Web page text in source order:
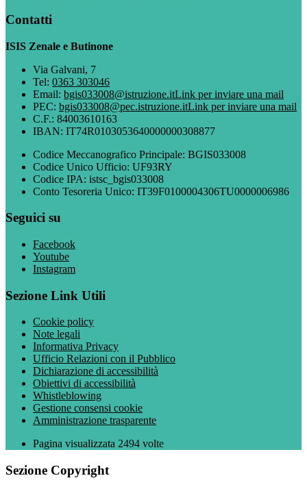
Contatti
ISIS Zenale e Butinone
Via Galvani, 7
Tel: 0363 303046
Email: bgis033008@istruzione.itLink per inviare una mail
PEC: bgis033008@pec.istruzione.itLink per inviare una mail
C.F.: 84003610163
IBAN: IT74R0103053640000000308877
Codice Meccanografico Principale: BGIS033008
Codice Unico Ufficio: UF93RY
Codice IPA: istsc_bgis033008
Conto Tesoreria Unico: IT39F0100004306TU0000006986
Seguici su
Facebook
Youtube
Instagram
Sezione Link Utili
Cookie policy
Note legali
Informativa Privacy
Ufficio Relazioni con il Pubblico
Dichiarazione di accessibilità
Obiettivi di accessibilità
Whistleblowing
Gestione consensi cookie
Amministrazione trasparente
Pagina visualizzata 2494 volte
Sezione Copyright